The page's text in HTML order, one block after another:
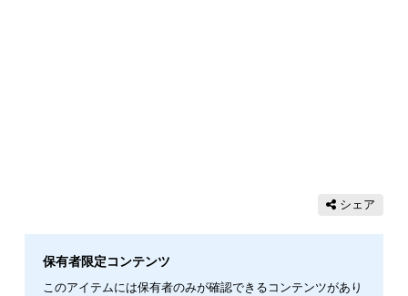
シェア
保有者限定コンテンツ
このアイテムには保有者のみが確認できるコンテンツがあり